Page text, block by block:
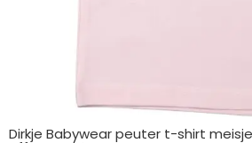
Dirkje Babywear peuter t-shirt